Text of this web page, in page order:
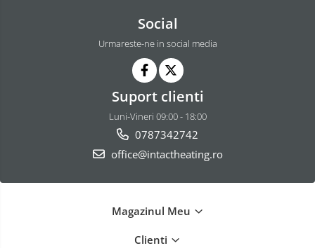
Social
Urmareste-ne in social media
Suport clienti
Luni-Vineri 09:00 - 18:00
0787342742
office@intactheating.ro
Magazinul Meu
Clienti